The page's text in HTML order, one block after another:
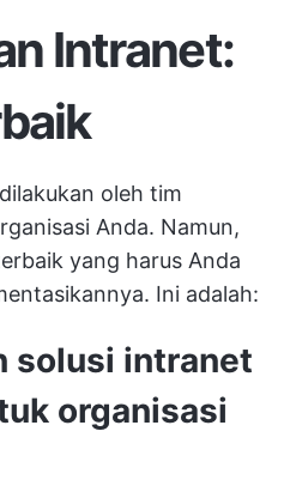
Intranet:
oleh tim
Anda. Namun,
yang harus Anda
Ini adalah:
solusi intranet
organisasi